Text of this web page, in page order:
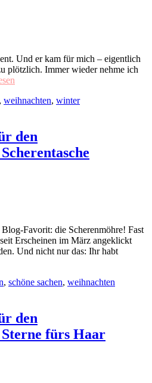
Und er kam für mich – eigentlich
plötzlich. Immer wieder nehme ich
weihnachten, winter
den
Favorit: die Scherenmöhre! Fast
Erscheinen im März angeklickt
Und nicht nur das: Ihr habt
, schöne sachen, weihnachten
den
fürs Haar